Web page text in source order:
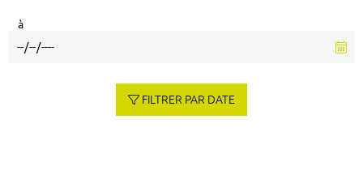
à
FILTRER PAR DATE